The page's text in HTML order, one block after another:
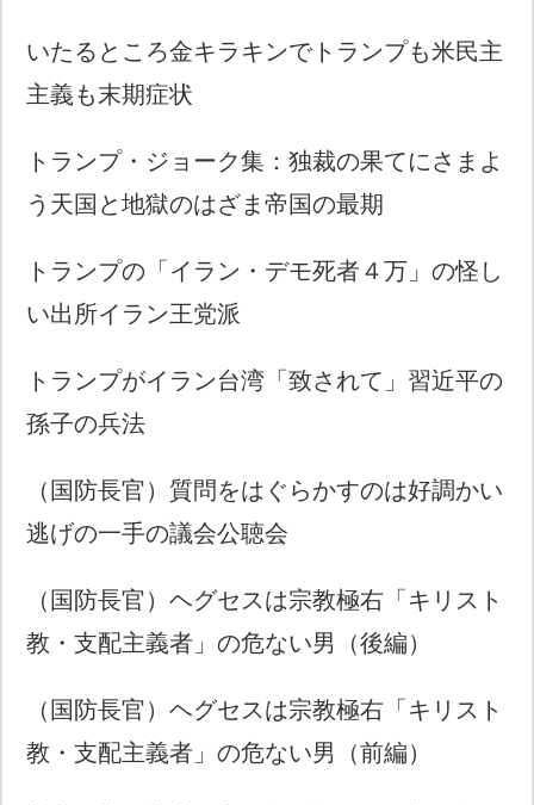
いたるところ金キラキンでトランプも米民主
主義も末期症状
トランプ・ジョーク集：独裁の果てにさまよ
う天国と地獄のはざま帝国の最期
トランプの「イラン・デモ死者４万」の怪し
い出所イラン王党派
トランプがイラン台湾「致されて」習近平の
孫子の兵法
（国防長官）質問をはぐらかすのは好調かい
逃げの一手の議会公聴会
（国防長官）ヘグセスは宗教極右「キリスト
教・支配主義者」の危ない男（後編）
（国防長官）ヘグセスは宗教極右「キリスト
教・支配主義者」の危ない男（前編）